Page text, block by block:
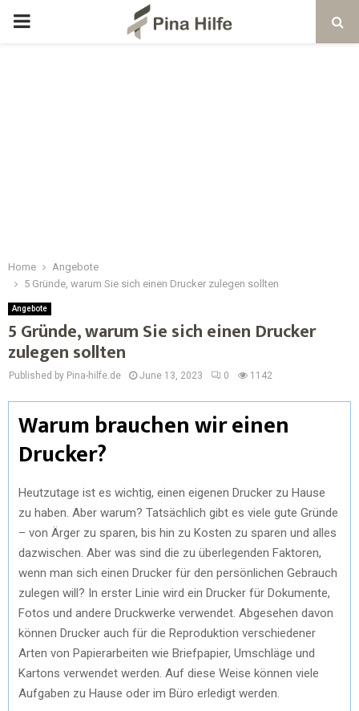
Home
Angebote
5 Gründe, warum Sie sich einen Drucker zulegen sollten
Angebote
5 Gründe, warum Sie sich einen Drucker
zulegen sollten
Published by Pina-hilfe.de June 13, 2023 0 1142
Warum brauchen wir einen
Drucker?
Heutzutage ist es wichtig, einen eigenen Drucker zu Hause
zu haben. Aber warum? Tatsächlich gibt es viele gute Gründe
– von Ärger zu sparen, bis hin zu Kosten zu sparen und alles
dazwischen. Aber was sind die zu überlegenden Faktoren,
wenn man sich einen Drucker für den persönlichen Gebrauch
zulegen will? In erster Linie wird ein Drucker für Dokumente,
Fotos und andere Druckwerke verwendet. Abgesehen davon
können Drucker auch für die Reproduktion verschiedener
Arten von Papierarbeiten wie Briefpapier, Umschläge und
Kartons verwendet werden. Auf diese Weise können viele
Aufgaben zu Hause oder im Büro erledigt werden.